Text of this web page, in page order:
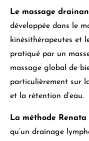
Le massage
développée dans le
kinésithérapeutes et
pratiqué par un
massage global de
particulièrement sur
et la rétention d’eau.
La méthode Renata
qu’un drainage